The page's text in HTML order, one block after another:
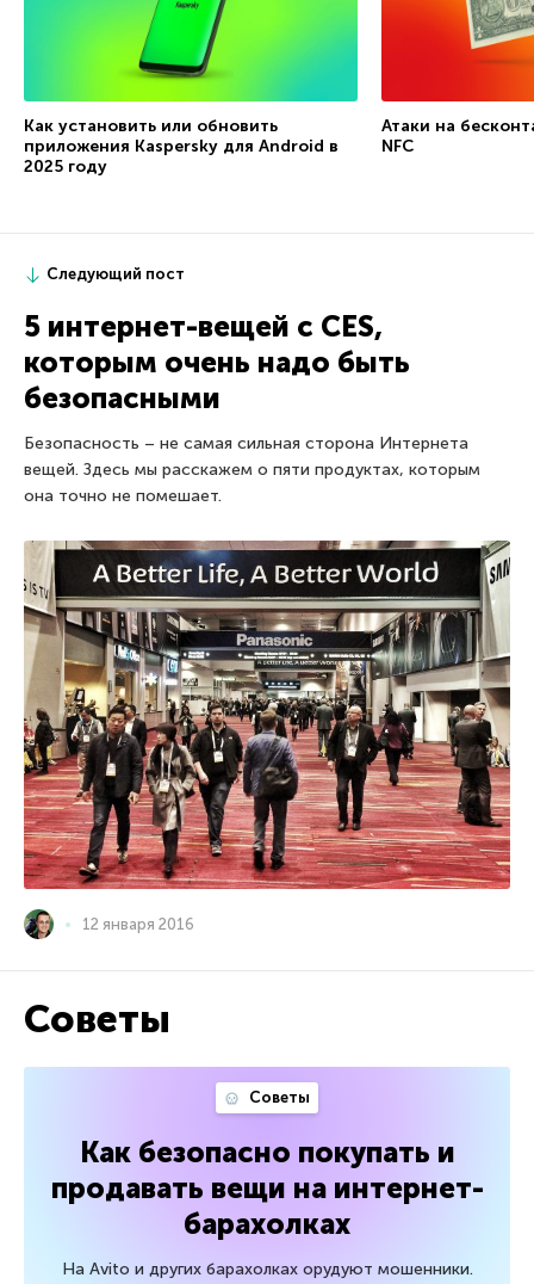
Как установить или обновить
приложения Kaspersky для Android в
2025 году
Атаки на
NFC
Следующий пост
5 интернет-вещей с CES,
которым очень надо быть
безопасными
Безопасность – не самая сильная сторона Интернета
вещей. Здесь мы расскажем о пяти продуктах, которым
она точно не помешает.
12 января 2016
Советы
Советы
Как безопасно покупать и
продавать вещи на интернет-
барахолках
На Avito и других барахолках орудуют мошенники.